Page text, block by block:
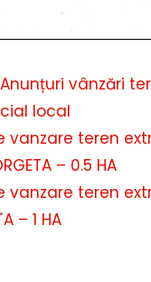
Anunțuri vânzări
local
vanzare teren
– 0.5 HA
vanzare teren
– 1 HA